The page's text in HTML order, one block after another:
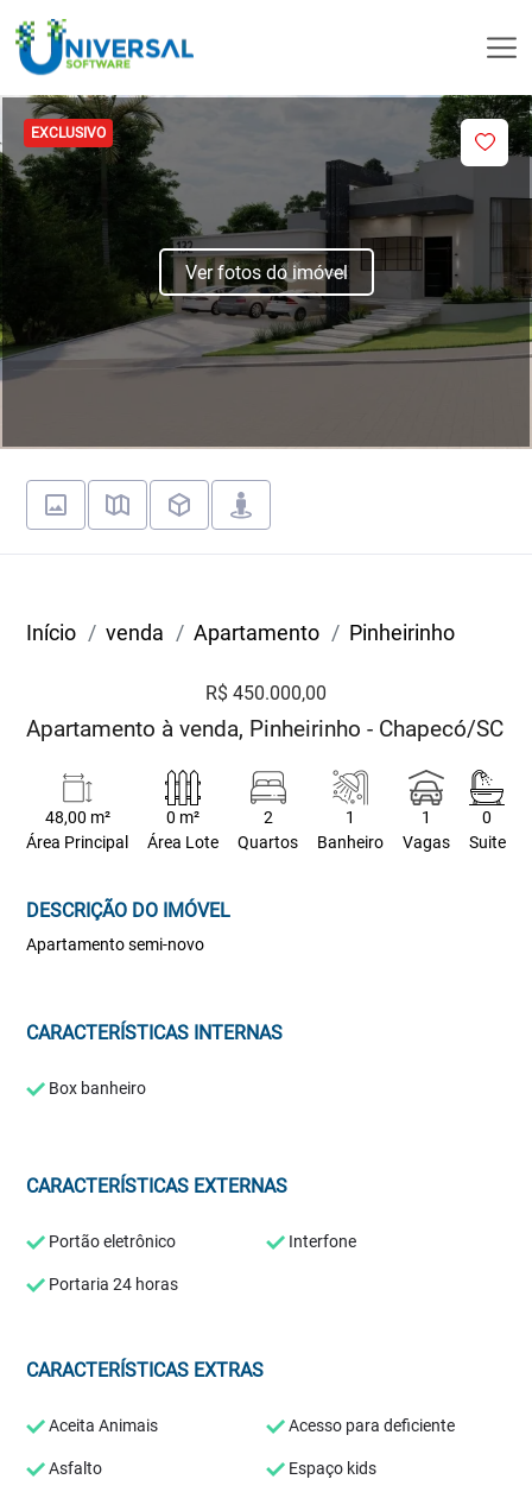
EXCLUSIVO
Ver fotos do imóvel
Início venda Apartamento Pinheirinho
R$ 450.000,00
Apartamento à venda, Pinheirinho - Chapecó/SC
48,00 m²
Área Principal
0 m²
Área Lote
2
Quartos
1
Banheiro
1
Vagas
0
Suite
DESCRIÇÃO DO IMÓVEL
Apartamento semi-novo
CARACTERÍSTICAS INTERNAS
Box banheiro
CARACTERÍSTICAS EXTERNAS
Portão eletrônico Interfone
Portaria 24 horas
CARACTERÍSTICAS EXTRAS
Aceita Animais Acesso para deficiente
Asfalto Espaço kids